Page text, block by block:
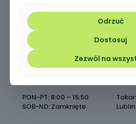
Masz pytania zadzwoń lub
Napisz do nas
PON-PT: 8:00 – 15:50
SOB-ND: Zamknięte
Odrzuć
Dostosuj
Zezwól na